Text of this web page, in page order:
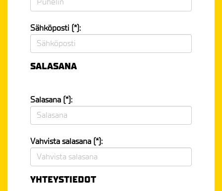
Sähköposti (*):
SALASANA
Salasana (*):
Vahvista salasana (*):
YHTEYSTIEDOT